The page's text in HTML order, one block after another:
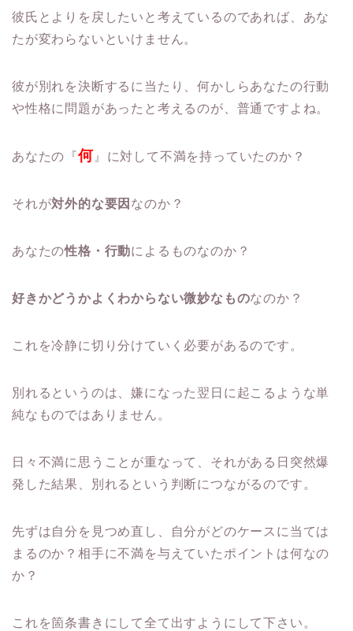
彼氏とよりを戻したいと考えているのであれば、 あな
たが変わらないといけません。
彼が別れを決断するに当たり、何かしらあなたの行動
や性格に問題があったと考えるのが、 普通ですよね。
あなたの『何 』に対して不満を持っていたのか？
それが対外的な要因 なのか？
あなたの性格・行動によるものなのか？
好きかどうかよくわからない微妙なものなのか？
これを冷静に切り分けていく必要があるのです。
別れるというのは、嫌になった翌日に起こるような単
純なものではありません。
日々不満に思うことが重なって、それがある日突然爆
発した結果、
別れるという判断につながるのです。
先ずは自分を見つめ直し、自分がどのケースに当ては
まるのか？相手に不満を与えていたポイントは何なの
か？
これを箇条書きにして全て出すようにして下さい。